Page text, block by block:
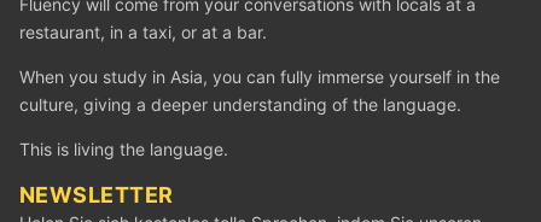
Fluency will come from your conversations with locals at a
restaurant, in a taxi, or at a bar.
When you study in Asia, you can fully immerse yourself in the
culture, giving a deeper understanding of the language.
This is living the language.
NEWSLETTER